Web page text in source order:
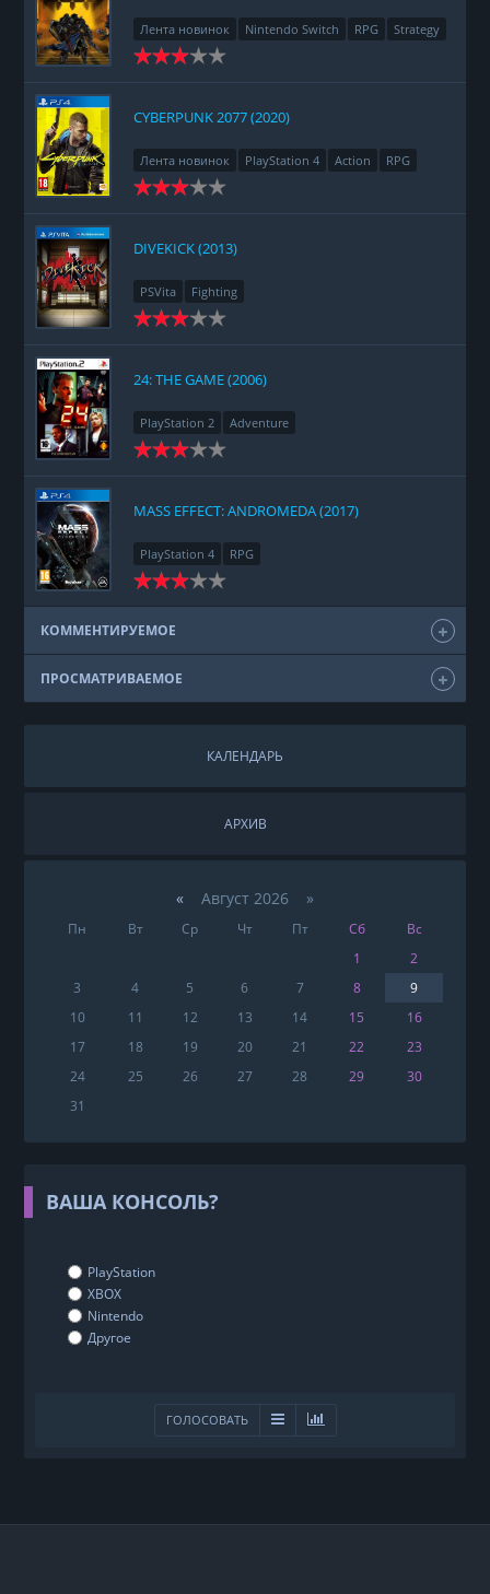
Лента новинок Nintendo Switch RPG Strategy
CYBERPUNK 2077 (2020)
Лента новинок PlayStation 4 Action
RPG
Racing
Adventure
DIVEKICK (2013)
PSVita Fighting
24: THE GAME (2006)
PlayStation 2 Adventure
MASS EFFECT: ANDROMEDA (2017)
PlayStation 4 RPG
КОММЕНТИРУЕМОЕ
ПРОСМАТРИВАЕМОЕ
КАЛЕНДАРЬ
АРХИВ
«Август 2026 »
Пн Вт Ср Чт Пт Сб
Вс
1
2
3
4 5 6 7 8
9
10
11 12 13 14 15
16
17
18 19 20 21 22
23
24
25 26 27 28 29
30
31
ВАША КОНСОЛЬ?
PlayStation
XBOX
Nintendo
Другое
ГОЛОСОВАТЬ